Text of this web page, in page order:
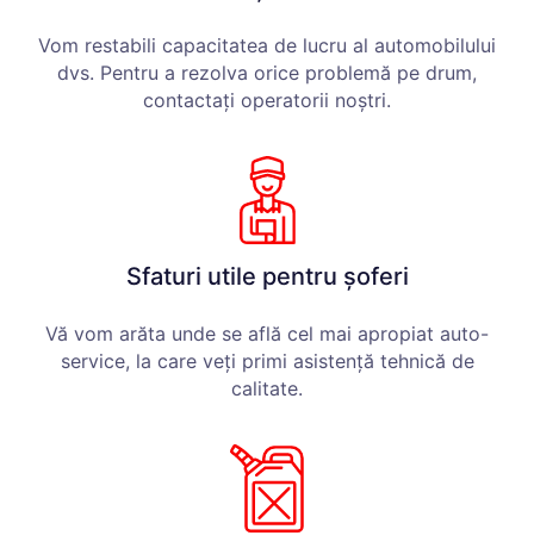
Vom restabili capacitatea de lucru al automobilului
dvs. Pentru a rezolva orice problemă pe drum,
contactați operatorii noștri.
Sfaturi utile pentru șoferi
Vă vom arăta unde se află cel mai apropiat auto-
service, la care veți primi asistență tehnică de
calitate.